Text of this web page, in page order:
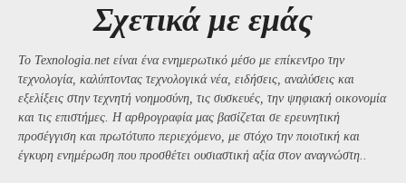
Σχετικά με εμάς
Το Texnologia.net είναι ένα ενημερωτικό μέσο με επίκεντρο την
τεχνολογία, καλύπτοντας τεχνολογικά νέα, ειδήσεις, αναλύσεις και
εξελίξεις στην τεχνητή νοημοσύνη, τις συσκευές, την ψηφιακή οικονομία
και τις επιστήμες. Η αρθρογραφία μας βασίζεται σε ερευνητική
προσέγγιση και πρωτότυπο περιεχόμενο, με στόχο την ποιοτική και
έγκυρη ενημέρωση που προσθέτει ουσιαστική αξία στον αναγνώστη..